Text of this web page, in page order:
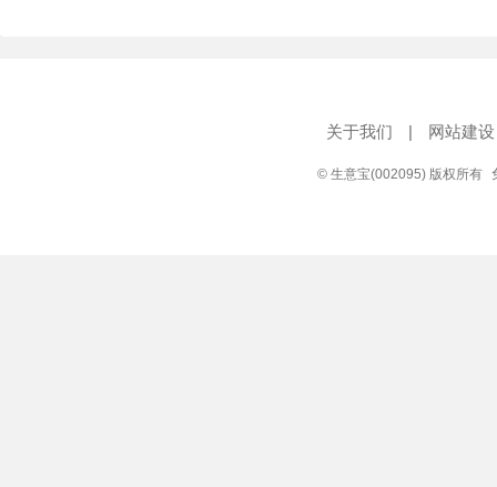
关于我们 | 网站建设
© 生意宝(002095) 版权所有